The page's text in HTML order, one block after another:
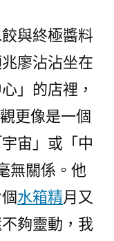
與終極醬料
廖沾沾坐在
」的店裡，
更像是一個
宙」或「中
無關係。他
水箱精月又
夠靈動，我